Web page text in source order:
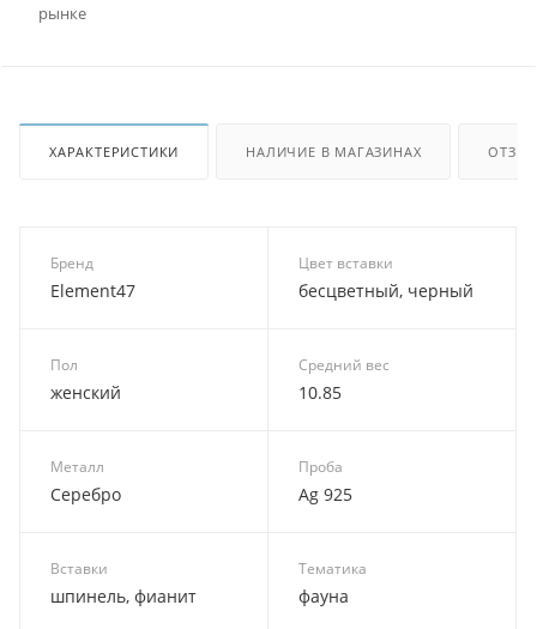
рынке
ХАРАКТЕРИСТИКИ НАЛИЧИЕ В МАГАЗИНАХ
Бренд
Element47
Цвет вставки
бесцветный, черный
Пол
женский
Средний вес
10.85
Металл
Серебро
Проба
Ag 925
Вставки
шпинель, фианит
Тематика
фауна